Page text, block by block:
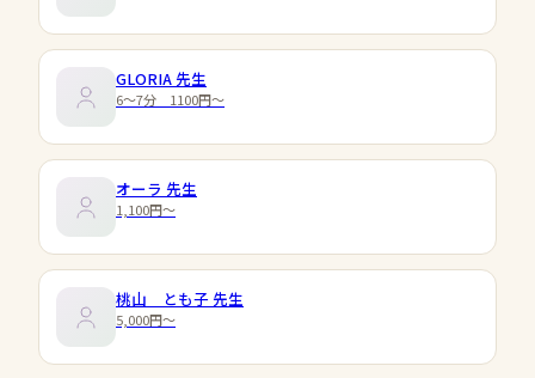
GLORIA先生
6～7分 1100円～
オーラ 先生
1,100円〜
桃山 とも子 先生
5,000円〜